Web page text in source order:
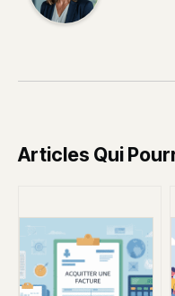
Articles Qui